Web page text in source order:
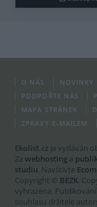
O NÁS NOVINKY
PODPOŘTE NÁS
MAPA STRÁNEK
ZPRÁVY E-MAILEM
Ekolist.cz je vydáván
Za webhosting a
studiu. Navštivte
Copyright © BEZK.
vyhrazena.
souhlasu držitele